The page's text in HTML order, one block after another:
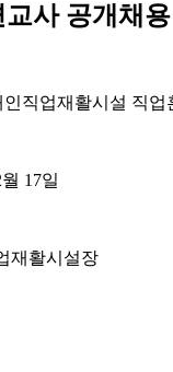
사 공개채
직업재활시설 직
17일
재활시설장